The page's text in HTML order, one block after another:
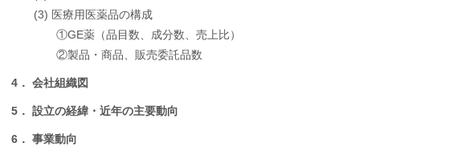
(3) 医療用医薬品の構成
①GE薬（品目数、成分数、売上比）
②製品・商品、販売委託品数
4． 会社組織図
5． 設立の経緯・近年の主要動向
6． 事業動向